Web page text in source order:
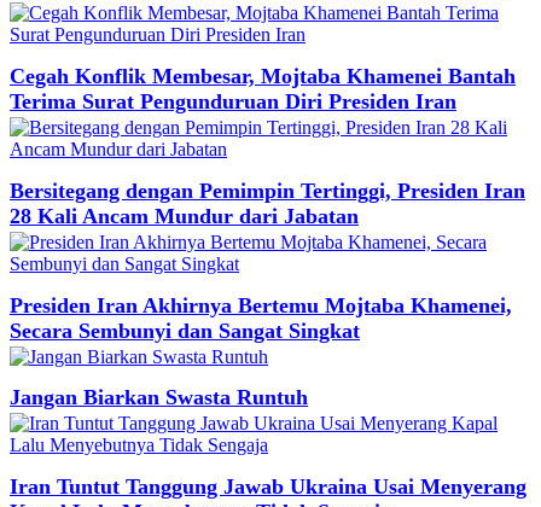
Cegah Konflik Membesar, Mojtaba Khamenei Bantah
Terima Surat Pengunduruan Diri Presiden Iran
Bersitegang dengan Pemimpin Tertinggi, Presiden Iran
28 Kali Ancam Mundur dari Jabatan
Presiden Iran Akhirnya Bertemu Mojtaba Khamenei,
Secara Sembunyi dan Sangat Singkat
Jangan Biarkan Swasta Runtuh
Iran Tuntut Tanggung Jawab Ukraina Usai Menyerang